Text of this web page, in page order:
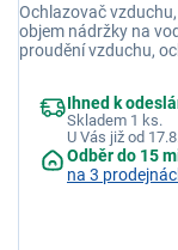
Ochlazovač
objem nádržky na
proudění vzduchu,
Ihned k
Skladem 1 ks.
U Vás již od 17.8.
Odběr do 15
na 3